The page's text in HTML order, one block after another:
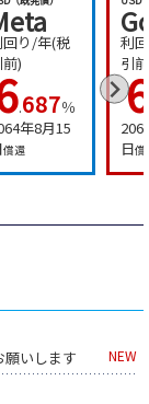
回り/年(税
)
.687％
年8月15
償還
利
引
日償
願いします
NEW